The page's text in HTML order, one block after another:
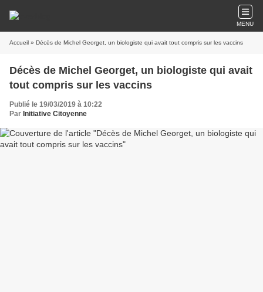
MENU
Accueil » Décès de Michel Georget, un biologiste qui avait tout compris sur les vaccins
Décès de Michel Georget, un biologiste qui avait
tout compris sur les vaccins
Publié le 19/03/2019 à 10:22
Par Initiative Citoyenne